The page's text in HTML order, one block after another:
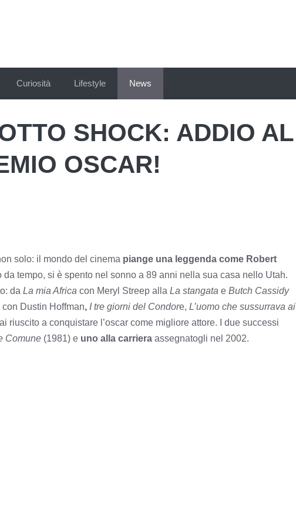
Curiosità Lifestyle News
SHOCK: ADDIO AL
OSCAR!
solo: il mondo del cinema piange una leggenda come Robert
da tempo, si è spento nel sonno a 89 anni nella sua casa nello Utah.
da La mia Africa con Meryl Streep alla La stangata e Butch Cassidy
con Dustin Hoffman, I tre giorni del Condore, L’uomo che sussurrava ai
riuscito a conquistare l’oscar come migliore attore. I due successi
Comune (1981) e uno alla carriera assegnatogli nel 2002.